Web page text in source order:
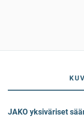
JAKO yksiväriset